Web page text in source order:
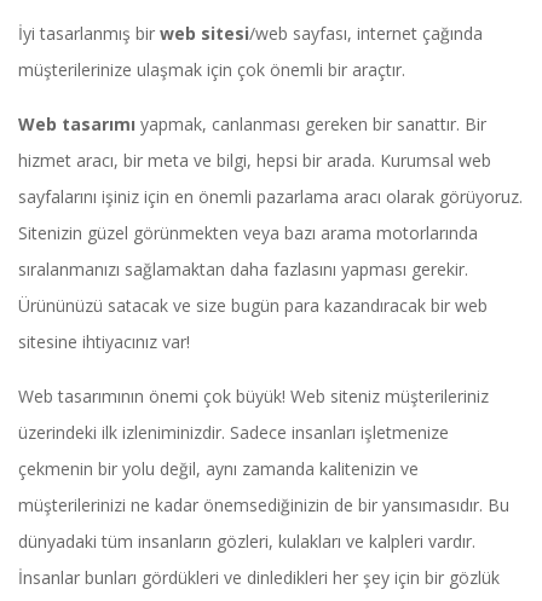
İyi tasarlanmış bir web sitesi/web sayfası, internet çağında
müşterilerinize ulaşmak için çok önemli bir araçtır.
Web tasarımı yapmak, canlanması gereken bir sanattır. Bir
hizmet aracı, bir meta ve bilgi, hepsi bir arada. Kurumsal web
sayfalarını işiniz için en önemli pazarlama aracı olarak görüyoruz.
Sitenizin güzel görünmekten veya bazı arama motorlarında
sıralanmanızı sağlamaktan daha fazlasını yapması gerekir.
Ürününüzü satacak ve size bugün para kazandıracak bir web
sitesine ihtiyacınız var!
Web tasarımının önemi çok büyük! Web siteniz müşterileriniz
üzerindeki ilk izleniminizdir. Sadece insanları işletmenize
çekmenin bir yolu değil, aynı zamanda kalitenizin ve
müşterilerinizi ne kadar önemsediğinizin de bir yansımasıdır. Bu
dünyadaki tüm insanların gözleri, kulakları ve kalpleri vardır.
İnsanlar bunları gördükleri ve dinledikleri her şey için bir gözlük